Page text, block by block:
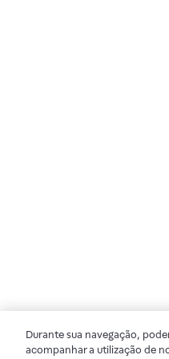
Durante sua navegação,
acompanhar a utilização de